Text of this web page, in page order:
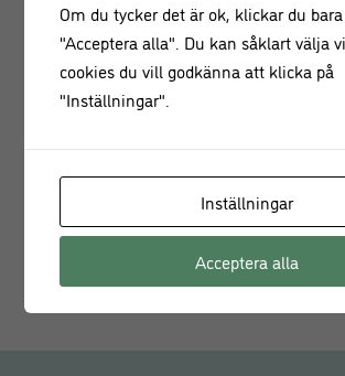
Bredd: 15 cm
Användning: Skrapa, dela, forma deg,
Med dennadegskrapa i rostfritt stålblir
enklare och roligare. Den är ett oumbärligt
hemmabagare och professionella kockar
precision och kvalitet i köket.
Om du tycker det är ok, klickar du
"Acceptera alla". Du kan såklart välja
cookies du vill godkänna att klicka på
"Inställningar".
Inställningar
Acceptera alla